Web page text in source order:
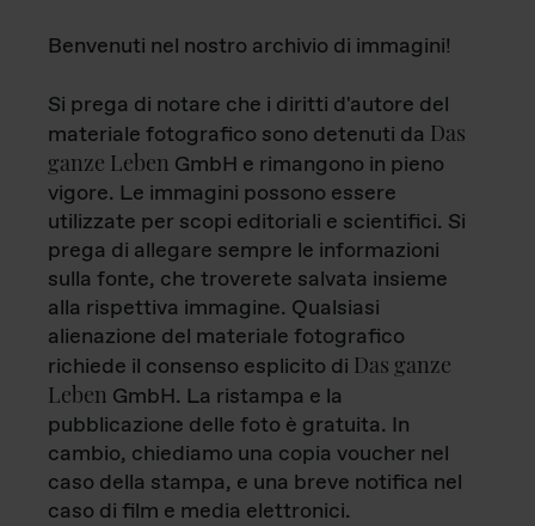
Benvenuti nel nostro archivio di immagini!
Si prega di notare che i diritti d'autore del
materiale fotografico sono detenuti da Das
ganze Leben GmbH e rimangono in pieno
vigore. Le immagini possono essere
utilizzate per scopi editoriali e scientifici. Si
prega di allegare sempre le informazioni
sulla fonte, che troverete salvata insieme
alla rispettiva immagine. Qualsiasi
alienazione del materiale fotografico
richiede il consenso esplicito di Das ganze
Leben GmbH. La ristampa e la
pubblicazione delle foto è gratuita. In
cambio, chiediamo una copia voucher nel
caso della stampa, e una breve notifica nel
caso di film e media elettronici.